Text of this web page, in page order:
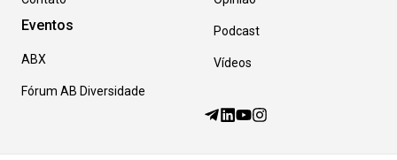
Eventos
ABX
Fórum AB Diversidade
Podcast
Vídeos